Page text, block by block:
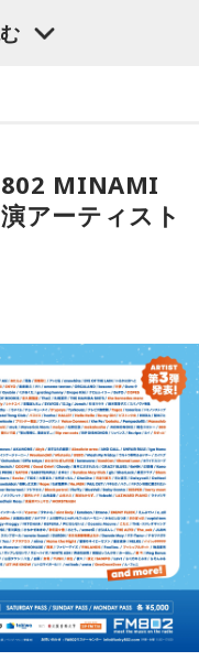
然が」と、その美し
美しくいてくれてあ
す」と、故郷への深
志堅用高さんでし
節目の年を迎えるこ
い想いを語りました。
み
post/
を自分で演出してい
が隠れていそう。損
切にしてみてくださ
るかも。夜は好きな
ージしてね。
毎日がもっと楽しく
く、自分が心地よく
り方を変えるのもお
いこと」を決めてみ
ると、新しい楽しみ
りません。「ちょっ
です。今日は行って
を誘ってみてくださ
の初期メンバー3人に
ジナルアルバム『SO-
スすることを発表し
心に再び注目を集め
いえる爽快かつパワフ
トリオ渾身のニュー
は、あるコンサート
とファンが「やっぱり
ち合うなかで生まれた
！）」でした。この言
進められ、短期間で
ました。
れの演奏環境で個別
に構築することで、
と、3人それぞれの個
ています。制作を進
も多くの新たな発見
MINAMI
アーティスト